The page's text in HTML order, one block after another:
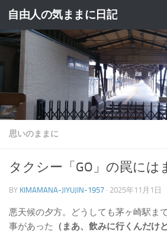
コンテンツへスキップ
自由人の気ままに日記
思いのままに
タクシー「GO」の罠には
BY KIMAMANA-JIYUJIN-1957 · 2025年11月1日
悪天候の夕方。どうしても茅ヶ崎駅ま
事があった
（まあ、飲みに行くんだけ